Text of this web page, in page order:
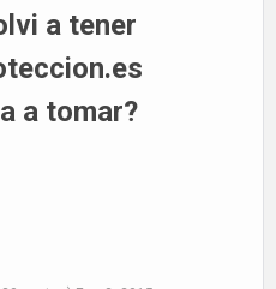
a tener
a tomar?